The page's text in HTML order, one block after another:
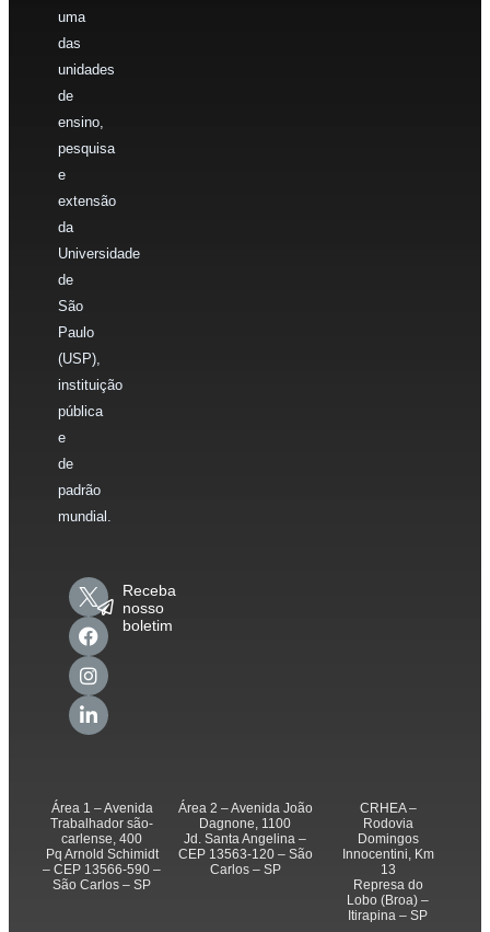
uma
das
unidades
de
ensino,
pesquisa
e
extensão
da
Universidade
de
São
Paulo
(USP),
instituição
pública
e
de
padrão
mundial.
Receba
nosso
boletim
Área 1 – Avenida
Trabalhador são-
carlense, 400
Pq Arnold Schimidt
– CEP 13566-590 –
São Carlos – SP
Área 2 – Avenida João
Dagnone, 1100
Jd. Santa Angelina –
CEP 13563-120 – São
Carlos – SP
CRHEA –
Rodovia
Domingos
Innocentini, Km
13
Represa do
Lobo (Broa) –
Itirapina – SP